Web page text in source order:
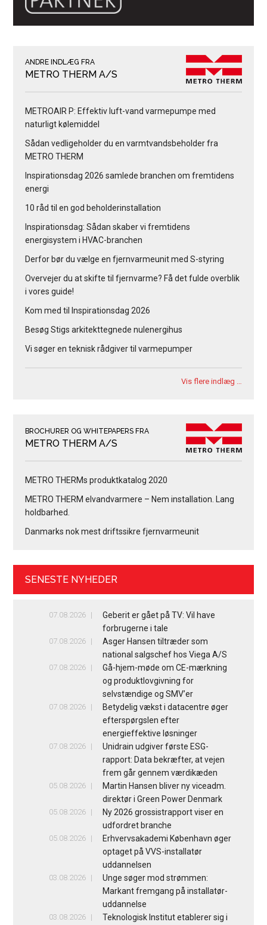
ANDRE INDLÆG FRA
METRO THERM A/S
METROAIR P: Effektiv luft-vand varmepumpe med
naturligt kølemiddel
Sådan vedligeholder du en varmtvandsbeholder fra
METRO THERM
Inspirationsdag 2026 samlede branchen om fremtidens
energi
10 råd til en god beholderinstallation
Inspirationsdag: Sådan skaber vi fremtidens
energisystem i HVAC-branchen
Derfor bør du vælge en fjernvarmeunit med S-styring
Overvejer du at skifte til fjernvarme? Få det fulde overblik
i vores guide!
Kom med til Inspirationsdag 2026
Besøg Stigs arkitekttegnede nulenergihus
Vi søger en teknisk rådgiver til varmepumper
Vis flere indlæg …
BROCHURER OG WHITEPAPERS FRA
METRO THERM A/S
METRO THERMs produktkatalog 2020
METRO THERM elvandvarmere – Nem installation. Lang
holdbarhed.
Danmarks nok mest driftssikre fjernvarmeunit
SENESTE NYHEDER
07.08.2026
Geberit er gået på TV: Vil have
forbrugerne i tale
07.08.2026
Asger Hansen tiltræder som
national salgschef hos Viega A/S
07.08.2026
Gå-hjem-møde om CE-mærkning
og produktlovgivning for
selvstændige og SMV’er
07.08.2026
Betydelig vækst i datacentre øger
efterspørgslen efter
energieffektive løsninger
07.08.2026
Unidrain udgiver første ESG-
rapport: Data bekræfter, at vejen
frem går gennem værdikæden
05.08.2026
Martin Hansen bliver ny viceadm.
direktør i Green Power Denmark
05.08.2026
Ny 2026 grossistrapport viser en
udfordret branche
05.08.2026
Erhvervsakademi København øger
optaget på VVS-installatør
uddannelsen
03.08.2026
Unge søger mod strømmen:
Markant fremgang på installatør-
uddannelse
03.08.2026
Teknologisk Institut etablerer sig i